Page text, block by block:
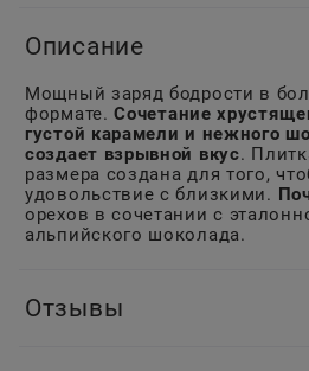
Описание
Мощный заряд бодрости в
формате.Сочетание
густой карамели и нежного
создает взрывной вкус.
размера создана для того,
удовольствие с близкими.
орехов в сочетании с
альпийского шоколада.
Отзывы